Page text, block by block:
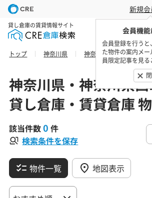
新規
会員機
会員登録を行う
た物件の案内メ
員限定記事を見る
貸し倉庫の賃貸情報サイト
トップ 神奈川県 神奈川県西エリア
神奈川県・神奈川県
貸し倉庫・賃貸倉庫
該当件数0 件
検索条件を保存
物件一覧 地図表示